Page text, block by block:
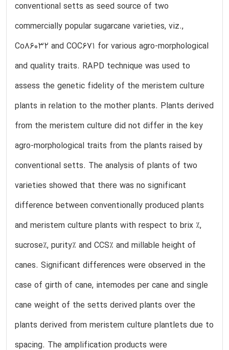
conventional setts as seed source of two
commercially popular sugarcane varieties, viz.,
Co86032 and COC671 for various agro-morphological
and quality traits. RAPD technique was used to
assess the genetic fidelity of the meristem culture
plants in relation to the mother plants. Plants derived
from the meristem culture did not differ in the key
agro-morphological traits from the plants raised by
conventional setts. The analysis of plants of two
varieties showed that there was no significant
difference between conventionally produced plants
and meristem culture plants with respect to brix %,
sucrose%, purity% and CCS% and millable height of
canes. Significant differences were observed in the
case of girth of cane, intemodes per cane and single
cane weight of the setts derived plants over the
plants derived from meristem culture plantlets due to
spacing. The amplification products were